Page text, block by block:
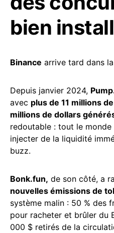
bien
Binance arrive tard dans
Depuis janvier 2024,
avec plus de 11 millions
millions de dollars
redoutable : tout le
injecter de la liquidité
buzz.
Bonk.fun, de son côté, a
nouvelles émissions de
système malin : 50 % des
pour racheter et brûler du
000 $ retirés de la